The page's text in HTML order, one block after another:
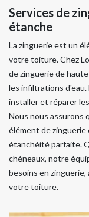
Services de
étanche
La zinguerie est un
votre toiture. Chez
de zinguerie de
les infiltrations
installer et réparer
Nous nous assurons
élément de
étanchéité parfaite.
chéneaux, notre
besoins en
votre toiture.